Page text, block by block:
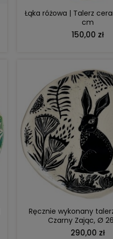
Łąka różowa | Talerz
cm
150,00 zł
Ręcznie wykonany
Czarny Zając, Ø
290,00 zł
DO KOSZYKA